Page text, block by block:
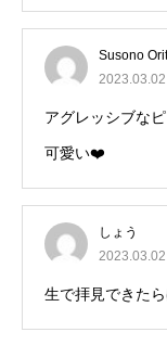
Susono
アグレッシブな
可愛い❤️
しょう
生で拝見できた